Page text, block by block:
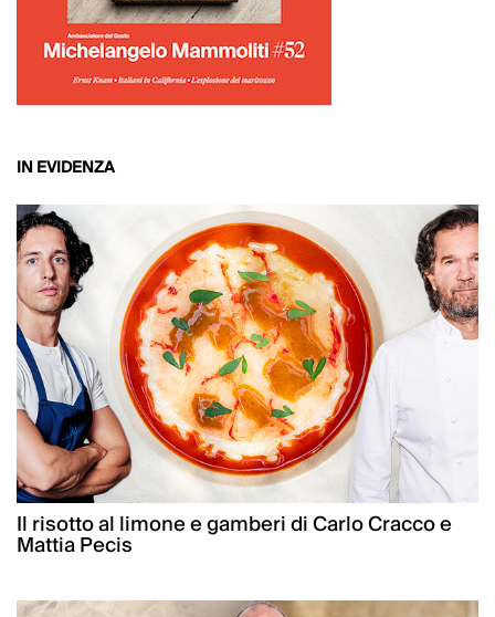
IN EVIDENZA
Il risotto al limone e gamberi di Carlo Cracco e
Mattia Pecis